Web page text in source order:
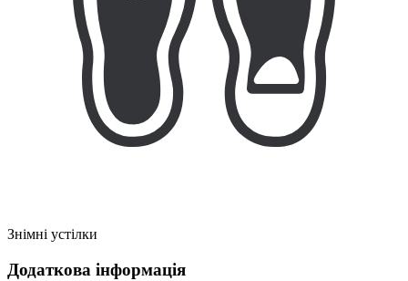
Знімні устілки
Додаткова інформація